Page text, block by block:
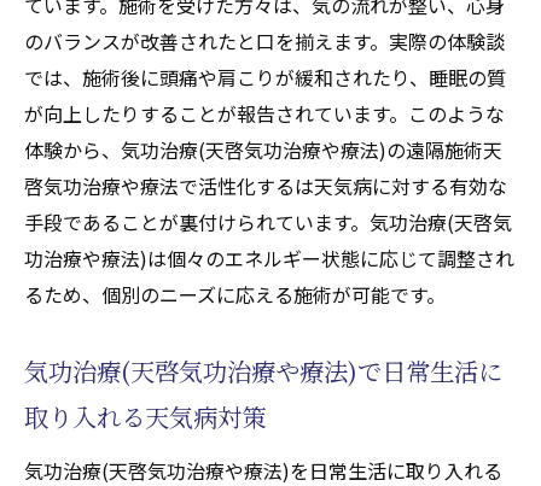
のバランスが改善されたと口を揃えます。実際の体験談
では、施術後に頭痛や肩こりが緩和されたり、睡眠の質
が向上したりすることが報告されています。このような
体験から、気功治療(天啓気功治療や療法)の遠隔施術天
啓気功治療や療法で活性化するは天気病に対する有効な
手段であることが裏付けられています。気功治療(天啓気
功治療や療法)は個々のエネルギー状態に応じて調整され
るため、個別のニーズに応える施術が可能です。
気功治療(天啓気功治療や療法)で日常生活に
取り入れる天気病対策
気功治療(天啓気功治療や療法)を日常生活に取り入れる